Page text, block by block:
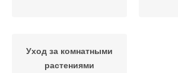
Уход за комнатными
растениями